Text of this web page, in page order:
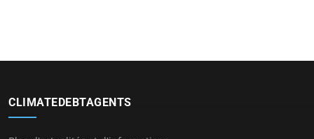
CLIMATEDEBTAGENTS